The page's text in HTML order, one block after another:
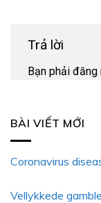
BÀI VIẾT MỚI
Coronavirus
Vellykkede
Trả lời
Bạn phải đăng